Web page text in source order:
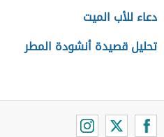
دعاء للأب الميت
تحليل قصيدة أنشودة المطر